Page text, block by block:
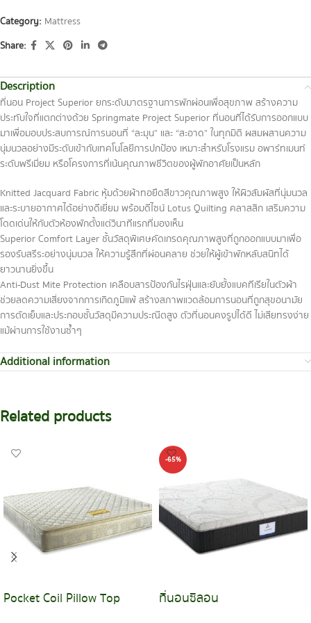
Category: Mattress
Share:
Description
ที่นอน Project Superior ยกระดับมาตรฐานการพักผ่อนเพื่อสุขภาพ สร้างความ
ประทับใจที่แตกต่างด้วย Springmate Project Superior ที่นอนที่ได้รับการออกแบบ
มาเพื่อมอบประสบการณ์การนอนที่ “ละมุน” และ “สะอาด” ในทุกมิติ ผสมผสานความ
นุ่มนวลอย่างมีระดับเข้ากับเทคโนโลยีการปกป้อง เหมาะสำหรับโรงแรม อพาร์ทเมนท์
ระดับพรีเมี่ยม หรือโครงการที่เน้นคุณภาพชีวิตของผู้พักอาศัยเป็นหลัก
Knitted Jacquard Fabric หุ้มด้วยผ้าทอยืดสีขาวคุณภาพสูง ให้ผิวสัมผัสที่นุ่มนวล
และระบายอากาศได้อย่างดีเยี่ยม พร้อมดีไซน์ Lotus Quilting คลาสสิก เสริมความ
โดดเด่นให้กับตัวห้องพักตั้งแต่วินาทีแรกที่มองเห็น
Superior Comfort Layer ชั้นวัสดุพิเศษคัดเกรดคุณภาพสูงที่ถูกออกแบบมาเพื่อ
รองรับสรีระอย่างนุ่มนวล ให้ความรู้สึกที่ผ่อนคลาย ช่วยให้ผู้เข้าพักหลับสนิทได้
ยาวนานยิ่งขึ้น
Anti-Dust Mite Protection เคลือบสารป้องกันไรฝุ่นและยับยั้งแบคทีเรียในตัวผ้า
ช่วยลดความเสี่ยงจากการเกิดภูมิแพ้ สร้างสภาพแวดล้อมการนอนที่ถูกสุขอนามัย
การตัดเย็บและประกอบชั้นวัสดุมีความประณีตสูง ตัวที่นอนคงรูปได้ดี ไม่เสียทรงง่าย
แม้ผ่านการใช้งานซ้ำๆ
Additional information
Related products
Pocket Coil Pillow Top
-65%
ที่นอนซีลอน